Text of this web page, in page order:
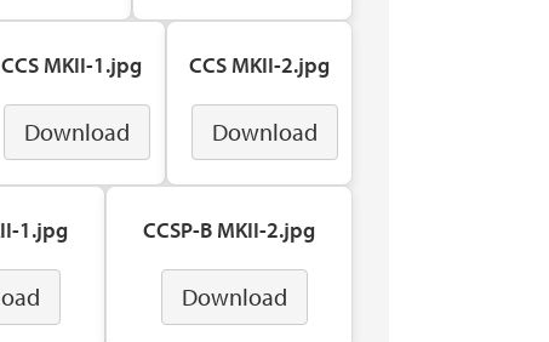
CCS MKII-1.jpg
Download
CCS MKII-2.jpg
Download
1.jpg CCSP-B MKII-2.jpg
Download